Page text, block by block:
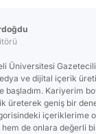
Üniversitesi
ve dijital içerik
başladım. Kariyerim
üreterek geniş bir
içeriklerime
de onlara değerli